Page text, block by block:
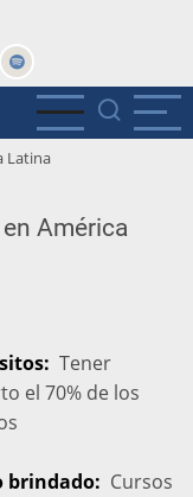
Latina
América
Tener
el 70% de los
brindado
Cursos